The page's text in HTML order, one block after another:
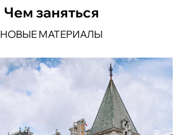
Чем заняться
НОВЫЕ МАТЕРИАЛЫ